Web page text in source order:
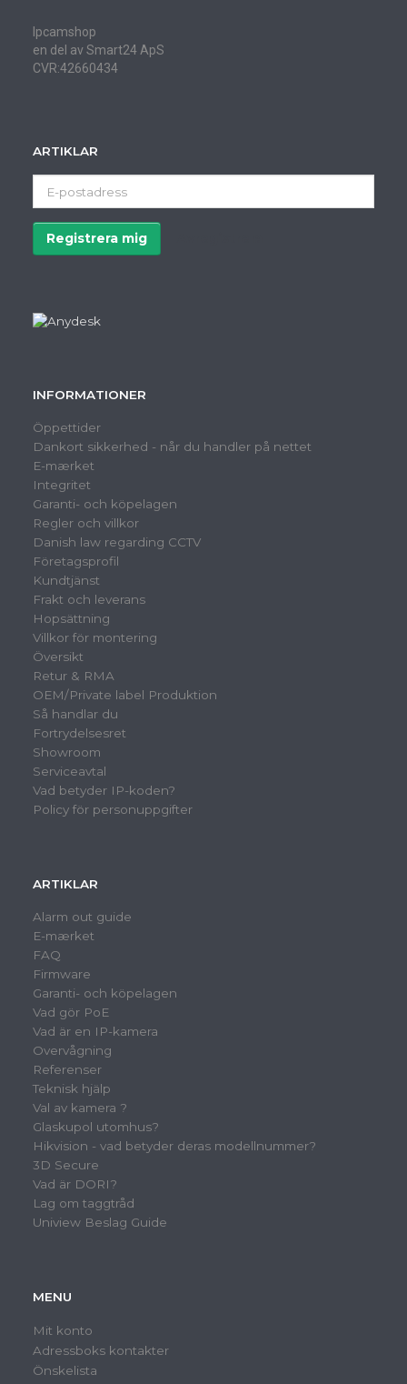
Ipcamshop
en del av Smart24 ApS
CVR:42660434
ARTIKLAR
postadress
Registrera mig
INFORMATIONER
Öppettider
Dankort sikkerhed - når du handler på nettet
E-mærket
Integritet
Garanti- och köpelagen
Regler och villkor
Danish law regarding CCTV
Företagsprofil
Kundtjänst
Frakt och leverans
Hopsättning
Villkor för montering
Översikt
Retur & RMA
OEM/Private label Produktion
Så handlar du
Fortrydelsesret
Showroom
Serviceavtal
Vad betyder IP-koden?
Policy för personuppgifter
ARTIKLAR
Alarm out guide
E-mærket
FAQ
Firmware
Garanti- och köpelagen
Vad gör PoE
Vad är en IP-kamera
Overvågning
Referenser
Teknisk hjälp
Val av kamera ?
Glaskupol utomhus?
Hikvision - vad betyder deras modellnummer?
3D Secure
Vad är DORI?
Lag om taggtråd
Uniview Beslag Guide
MENU
Mit konto
Adressboks kontakter
Önskelista